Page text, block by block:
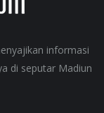
informasi
di seputar Madiun